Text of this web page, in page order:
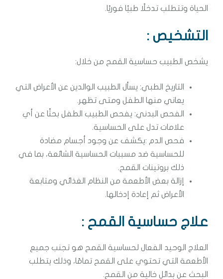
الحياة وتتطلب تدخلًا طبيًا فوريًا.
التشخيص :
يشخص الطبيب حساسية القمح من خلال:
التاريخ الطبي: يسأل الطبيب الوالدين عن الأعراض التي
يعاني منها الطفل ومتى تظهر.
الفحص البدني: يفحص الطبيب الطفل بحثًا عن أي
علامات تدل على الحساسية.
فحص الدم :يكشف عن وجود أجسام مضادة
للحساسية ضد مسببات الحساسية الشائعة، بما في
ذلك بروتينات القمح.
إزالة بعض الأطعمة من النظام الغذائي ومتابعة
الأعراض ثم إعادة إدخالها.
علاج حساسية القمح:
العلاج الوحيد الفعال لحساسية القمح هو تجنب جميع
الأطعمة التي تحتوي على القمح تمامًا، وذلك يتطلب
البحث عن بدائل خالية من القمح.